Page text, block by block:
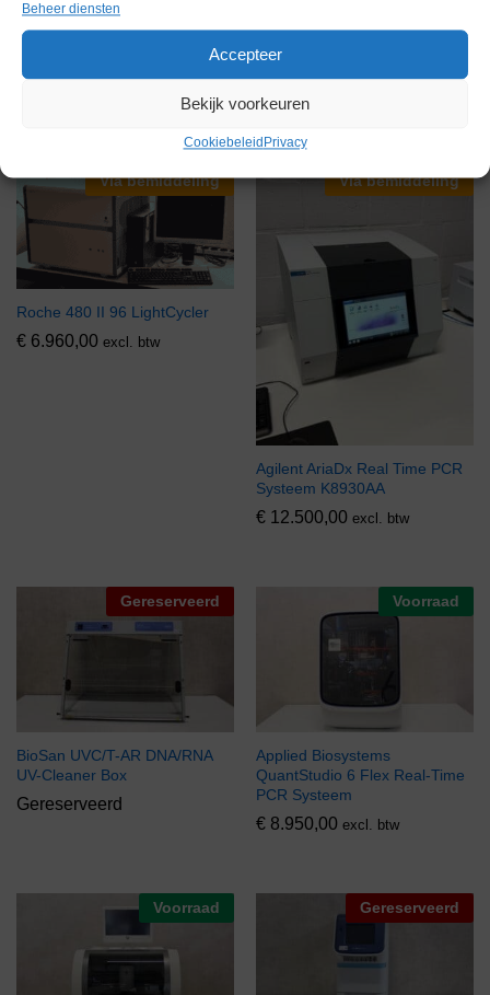
Beheer diensten
Accepteer
Bekijk voorkeuren
Cookiebeleid Privacy
Applied Biosystems BAX Q7
Detectiesysteem
Applied Biosystems 7500 Fast
Real Time PCR Systeem
€5.995,00 excl. btw
Via bemiddeling
Roche 480 II 96 LightCycler
€ 6.960,00 excl. btw
Via bemiddeling
Agilent AriaDx Real Time PCR
Systeem K8930AA
€ 12.500,00 excl. btw
Gereserveerd
BioSan UVC/T-AR DNA/RNA
UV-Cleaner Box
Gereserveerd
Voorraad
Applied Biosystems
QuantStudio 6 Flex Real-Time
PCR Systeem
€ 8.950,00 excl. btw
Voorraad Gereserveerd